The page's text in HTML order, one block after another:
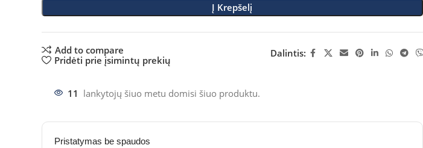
Į Krepšelį
Add to compare
Pridėti prie įsimintų prekių
Dalintis:
11 lankytojų šiuo metu domisi šiuo produktu.
Pristatymas be spaudos